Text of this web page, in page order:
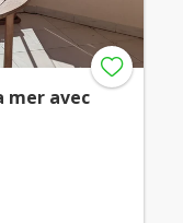
mer avec